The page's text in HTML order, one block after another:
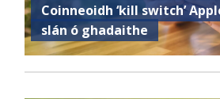
Coinneoidh ‘kill switch’
slán ó ghadaithe